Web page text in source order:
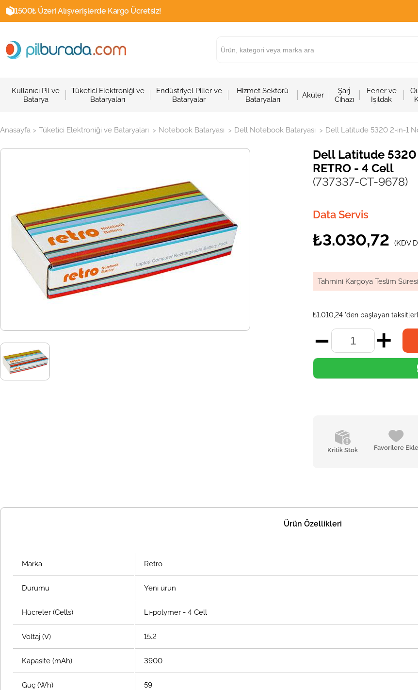
1500₺ Üzeri Alışverişlerde Kargo Ücretsiz!
Kullanıcı Pil ve
Batarya
Tüketici Elektroniği ve
Bataryaları
Endüstriyel Piller ve
Bataryalar
Hizmet Sektörü
Bataryaları
Aküler
Şarj
Cihazı
Fener ve
Işıldak
Anasayfa > Tüketici Elektroniği ve Bataryaları > Notebook Bataryası > Dell Notebook Bataryası > Dell Latitude 5320 2-in-1
Dell Latitude
RETRO - 4 Cell
(737337-CT-9678)
Data Servis
₺3.030,72 (KDV
Tahmini Kargoya Teslim Süresi
₺1.010,24 'den başlayan
Kritik Stok Favorilere Ekle
Ürün Özellikleri
Marka Retro
Durumu Yeni ürün
Hücreler (Cells) Li-polymer - 4 Cell
Voltaj (V) 15.2
Kapasite (mAh) 3900
Güç (Wh) 59